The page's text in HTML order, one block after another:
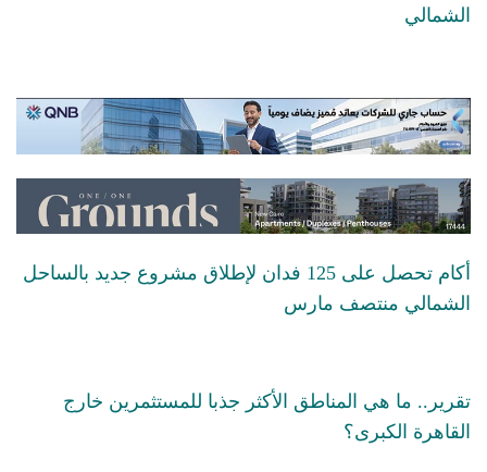
الشمالي
أكام تحصل على 125 فدان لإطلاق مشروع جديد بالساحل
الشمالي منتصف مارس
تقرير.. ما هي المناطق الأكثر جذبا للمستثمرين خارج
القاهرة الكبرى؟